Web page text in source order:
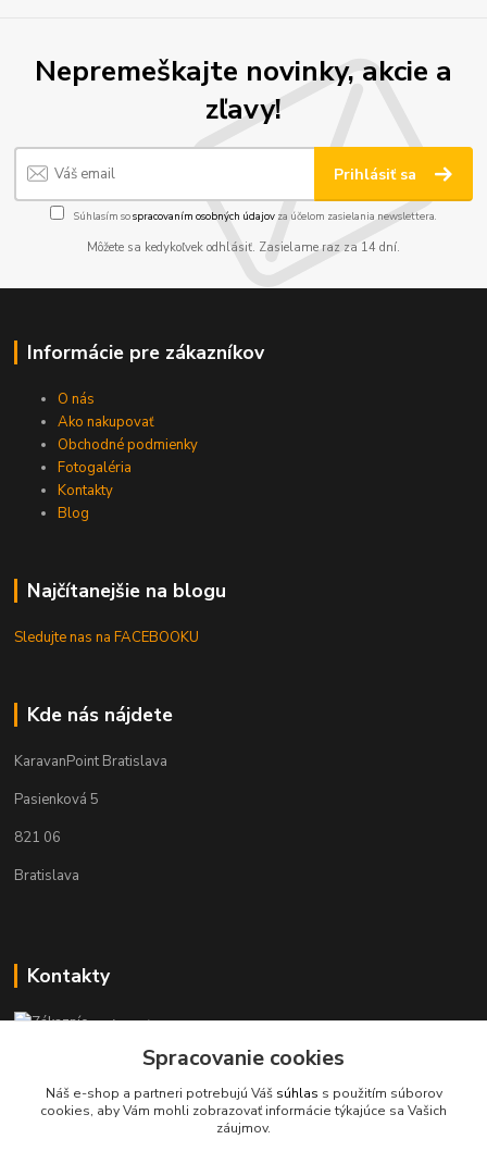
Nepremeškajte novinky, akcie a
zľavy!
Prihlásiť sa
Súhlasím sospracovaním osobných údajov za účelom zasielania newslettera.
Môžete sa kedykoľvek odhlásiť. Zasielame raz za 14 dní.
Informácie pre zákazníkov
O nás
Ako nakupovať
Obchodné podmienky
Fotogaléria
Kontakty
Blog
Najčítanejšie na blogu
Sledujte nas na FACEBOOKU
Kde nás nájdete
KaravanPoint Bratislava
Pasienková 5
821 06
Bratislava
Kontakty
Zákaznícka podpora KaravanPoint
+421902309993
(Po-Pia, 9-18 hod.)
info@karavanpoint.sk
Spracovanie cookies
Náš e-shop a partneri potrebujú Váš súhlas s použitím súborov
cookies, aby Vám mohli zobrazovať informácie týkajúce sa Vašich
záujmov.